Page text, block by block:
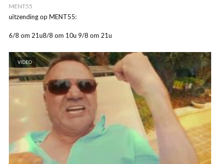
MENT55
uitzending op MENT55:
6/8 om 21u8/8 om 10u 9/8 om 21u
VIDEO